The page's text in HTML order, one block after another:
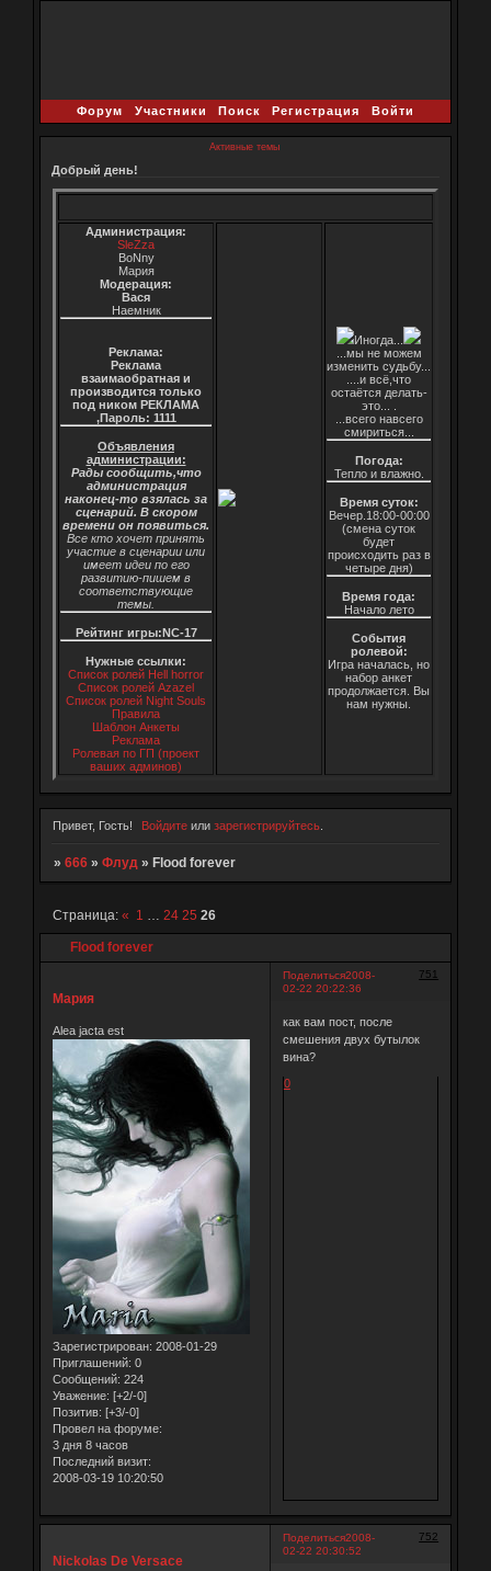
Форум Участники Поиск Регистрация Войти
Активные темы
Добрый день!
Администрация:
SleZza
BoNny
Мария
Модерация:
Вася
Наемник
Реклама:
Реклама
взаимаобратная и
производится только
под ником РЕКЛАМА
,Пароль: 1111
Объявления
администрации:
Рады сообщить,что
администрация
наконец-то взялась за
сценарий. В скором
времени он появиться.
Все кто хочет принять
участие в сценарии или
имеет идеи по его
развитию-пишем в
соответствующие
темы.
Рейтинг игры:NC-17
Нужные ссылки:
Список ролей Hell horror
Список ролей Azazel
Список ролей Night Souls
Правила
Шаблон Анкеты
Реклама
Ролевая по ГП (проект
ваших админов)
Иногда...
...мы не можем
изменить судьбу...
....и всё,что
остаётся делать-
это... .
...всего навсего
смириться...
Погода:
Тепло и влажно.
Время суток:
Вечер.18:00-00:00
(смена суток
будет
происходить раз в
четыре дня)
Время года:
Начало лето
События
ролевой:
Игра началась, но
набор анкет
продолжается. Вы
нам нужны.
Привет, Гость! Войдите илизарегистрируйтесь
» 666 » Флуд » Flood forever
Flood forever
Страница: « 1 … 24 25 26
Поделиться 751
2008-
02-22 20:22:36
Мария
Alea jacta est
Зарегистрирован: 2008-01-29
Приглашений: 0
Сообщений: 224
Уважение: [+2/-0]
Позитив: [+3/-0]
Провел на форуме:
3 дня 8 часов
Последний визит:
2008-03-19 10:20:50
как вам пост, после
смешения двух бутылок
вина?
0
Поделиться 752
2008-
02-22 20:30:52
Nickolas De Versace